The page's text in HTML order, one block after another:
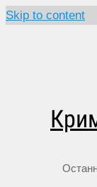
Skip to content